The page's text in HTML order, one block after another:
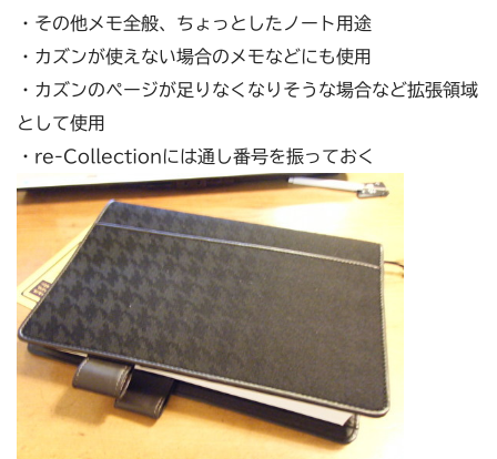
・その他メモ全般、ちょっとしたノート用途
・カズンが使えない場合のメモなどにも使用
・カズンのページが足りなくなりそうな場合など拡張領域
として使用
・re-Collectionには通し番号を振っておく